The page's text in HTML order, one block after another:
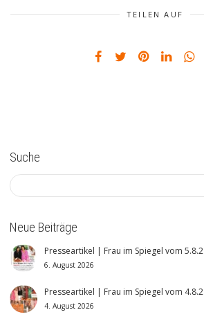
TEILEN AUF
Suche
Neue Beiträge
Presseartikel | Frau im Spiegel vom
6. August 2026
Presseartikel | Frau im Spiegel vom
4. August 2026